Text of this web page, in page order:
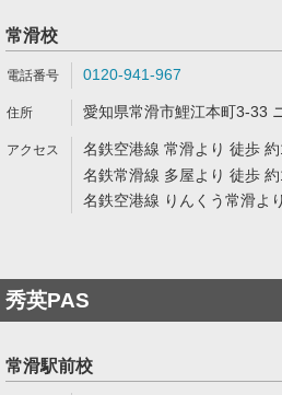
常滑校
0120-941-967
愛知県常滑市鯉江本町3-33
名鉄空港線 常滑より 徒歩
名鉄常滑線 多屋より 徒歩
名鉄空港線 りんくう常滑よ
秀英PAS
常滑駅前校